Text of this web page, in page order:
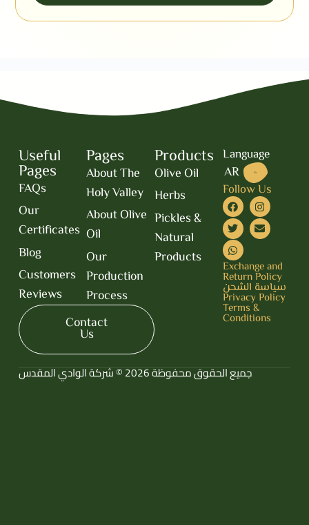
Useful
Pages
FAQs
Our
Certificates
Blog
Customers
Reviews
Contact
Us
Pages
About The
Holy Valley
About Olive
Oil
Our
Production
Process
Products
Olive Oil
Herbs
Pickles &
Natural
Products
Language
AR EN
Follow Us
Exchange and
Return Policy
سياسة الشحن
Privacy Policy
Terms &
Conditions
جميع الحقوق محفوظة 2026 © شركة الوادي المقدس